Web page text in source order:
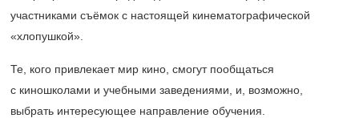
участниками съёмок с настоящей кинематографической
«хлопушкой».
Те, кого привлекает мир кино, смогут пообщаться
с киношколами и учебными заведениями, и, возможно,
выбрать интересующее направление обучения.